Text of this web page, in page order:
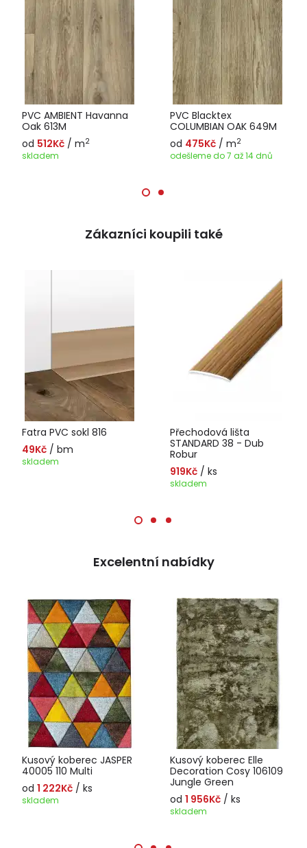
PVC AMBIENT Havanna
Oak 613M
od 512Kč / m2
skladem
PVC Blacktex
COLUMBIAN OAK 649M
od 475Kč / m2
odešleme do 7 až 14 dnů
Zákazníci koupili také
Fatra PVC sokl 816
49Kč / bm
skladem
Přechodová lišta
STANDARD 38 - Dub
Robur
919Kč / ks
skladem
Excelentní nabídky
Kusový koberec JASPER
40005 110 Multi
od 1 222Kč / ks
skladem
Kusový koberec Elle
Decoration Cosy 106109
Jungle Green
od 1 956Kč / ks
skladem